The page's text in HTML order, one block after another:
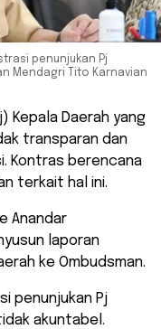
penunjukan Pj
Mendagri Tito Karnavian
Kepala Daerah yang
transparan dan
Kontras berencana
terkait hal ini.
Anandar
laporan
ke Ombudsman.
penunjukan Pj
akuntabel.